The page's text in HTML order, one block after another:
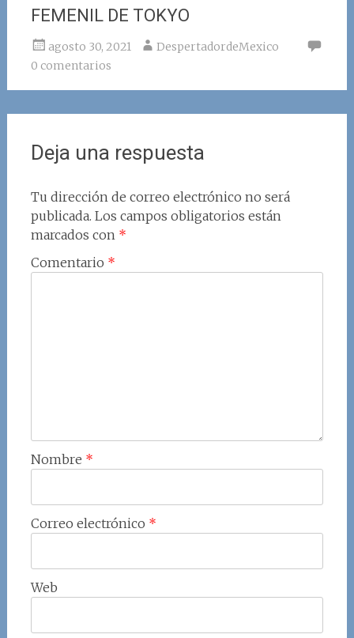
FEMENIL DE TOKYO
agosto 30, 2021
DespertadordeMexico
0 comentarios
Deja una respuesta
Tu dirección de correo electrónico no será
publicada. Los campos obligatorios están
marcados con *
Comentario *
Nombre *
Correo electrónico *
Web